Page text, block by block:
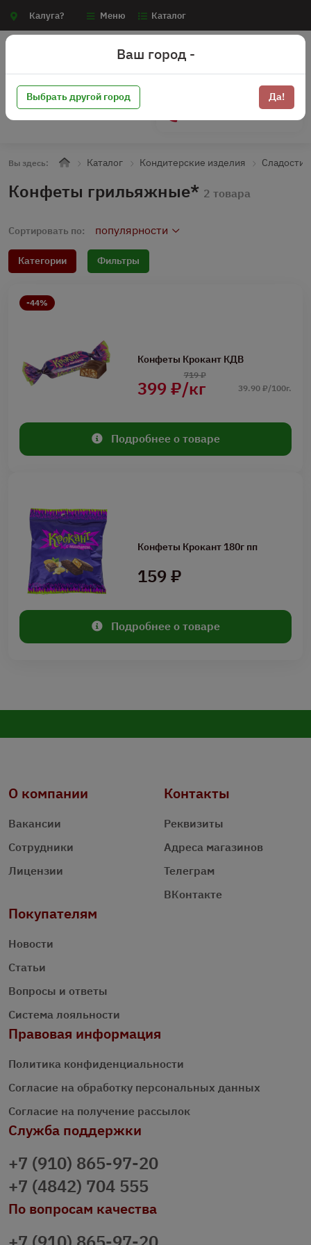
Калуга? Меню Каталог
Вы здесь: Каталог Кондитерские изделия Сладости
Конфеты грильяжные* 2 товара
Сортировать по: популярности
Категории Фильтры
-44%
Конфеты Крокант КДВ
399 ₽/кг
719 ₽
39.90 ₽/100г.
Подробнее о товаре
Конфеты Крокант 180г пп
159 ₽
Подробнее о товаре
О компании
Вакансии
Сотрудники
Лицензии
Контакты
Реквизиты
Адреса магазинов
Телеграм
ВКонтакте
Покупателям
Новости
Статьи
Вопросы и ответы
Система лояльности
Правовая информация
Политика конфиденциальности
Согласие на обработку персональных данных
Согласие на получение рассылок
Служба поддержки
+7 (910) 865-97-20
+7 (4842) 704 555
По вопросам качества
Ваш город -
Выбрать другой город Да!